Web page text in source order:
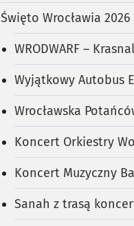
Święto Wrocławia
WRODWARF –
Wyjątkowy Autobus
Wrocławska
Koncert Orkiestry
Koncert Muzyczny
Sanah z trasą